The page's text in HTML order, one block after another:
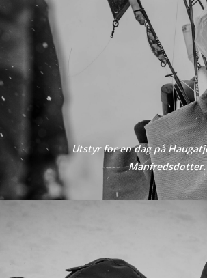
Utstyr for en dag på
Manfredsdotter.